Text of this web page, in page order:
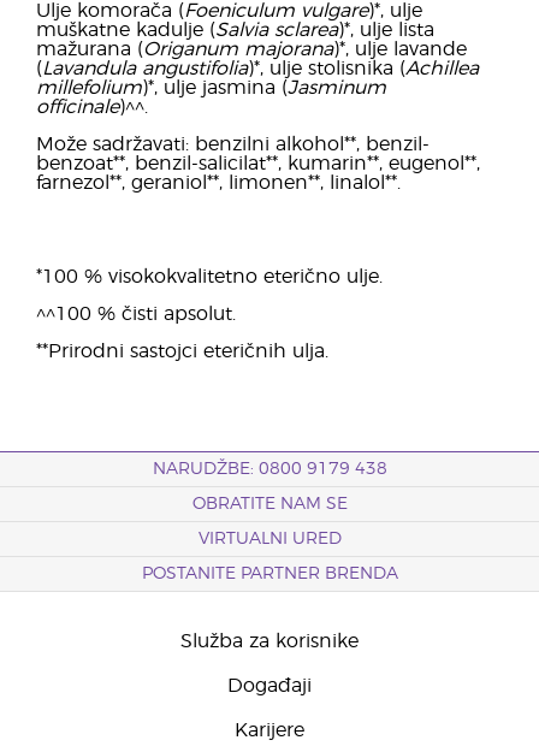
Ulje komorača (Foeniculum vulgare)*, ulje
muškatne kadulje (Salvia sclarea)*, ulje lista
mažurana (Origanum majorana)*, ulje lavande
(Lavandula angustifolia)*, ulje stolisnika (Achillea
millefolium)*, ulje jasmina (Jasminum
officinale)^^.
Može sadržavati: benzilni alkohol**, benzil-
benzoat**, benzil-salicilat**, kumarin**, eugenol**,
farnezol**, geraniol**, limonen**, linalol**.
*100 % visokokvalitetno eterično ulje.
^^100 % čisti apsolut.
**Prirodni sastojci eteričnih ulja.
NARUDŽBE: 0800 9179 438
OBRATITE NAM SE
VIRTUALNI URED
POSTANITE PARTNER BRENDA
Služba za korisnike
Događaji
Karijere